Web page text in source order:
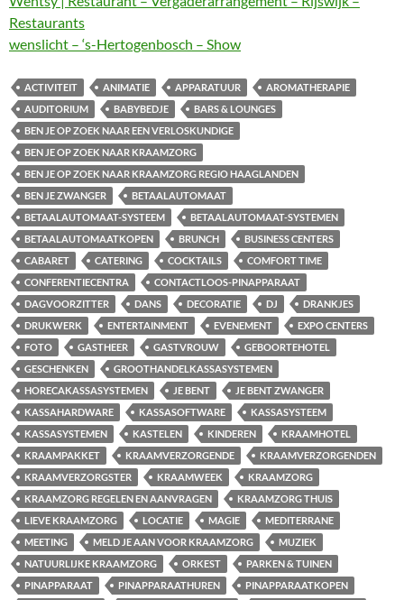
Restaurants
wenslicht – ‘s-Hertogenbosch – Show
ACTIVITEIT ANIMATIE APPARATUUR
AROMATHERAPIE
AUDITORIUM
BABYBEDJE
BARS & LOUNGES
BEN JE OP ZOEK NAAR EEN VERLOSKUNDIGE
BEN JE OP ZOEK NAAR KRAAMZORG
BEN JE OP ZOEK NAAR KRAAMZORG REGIO HAAGLANDEN
BEN JE ZWANGER
BETAALAUTOMAAT
BETAALAUTOMAAT-SYSTEEM
BETAALAUTOMAAT-SYSTEMEN
BETAALAUTOMAATKOPEN
BRUNCH
BUSINESS CENTERS
CABARET
CATERING COCKTAILS
COMFORT TIME
CONFERENTIECENTRA
CONTACTLOOS-PINAPPARAAT
DAGVOORZITTER
DANS DECORATIE DJ
DRANKJES
DRUKWERK
ENTERTAINMENT EVENEMENT
EXPO CENTERS
FOTO
GASTHEER GASTVROUW
GEBOORTEHOTEL
GESCHENKEN
GROOTHANDELKASSASYSTEMEN
HORECAKASSASYSTEMEN
JE BENT
JE BENT ZWANGER
KASSAHARDWARE
KASSASOFTWARE
KASSASYSTEEM
KASSASYSTEMEN
KASTELEN KINDEREN
KRAAMHOTEL
KRAAMPAKKET
KRAAMVERZORGENDE
KRAAMVERZORGENDEN
KRAAMVERZORGSTER
KRAAMWEEK
KRAAMZORG
KRAAMZORG REGELEN EN AANVRAGEN
KRAAMZORG THUIS
LIEVE KRAAMZORG
LOCATIE MAGIE
MEDITERRANE
MEETING
MELD JE AAN VOOR KRAAMZORG
MUZIEK
NATUURLIJKE KRAAMZORG
ORKEST
PARKEN & TUINEN
PINAPPARAAT
PINAPPARAATHUREN
PINAPPARAATKOPEN